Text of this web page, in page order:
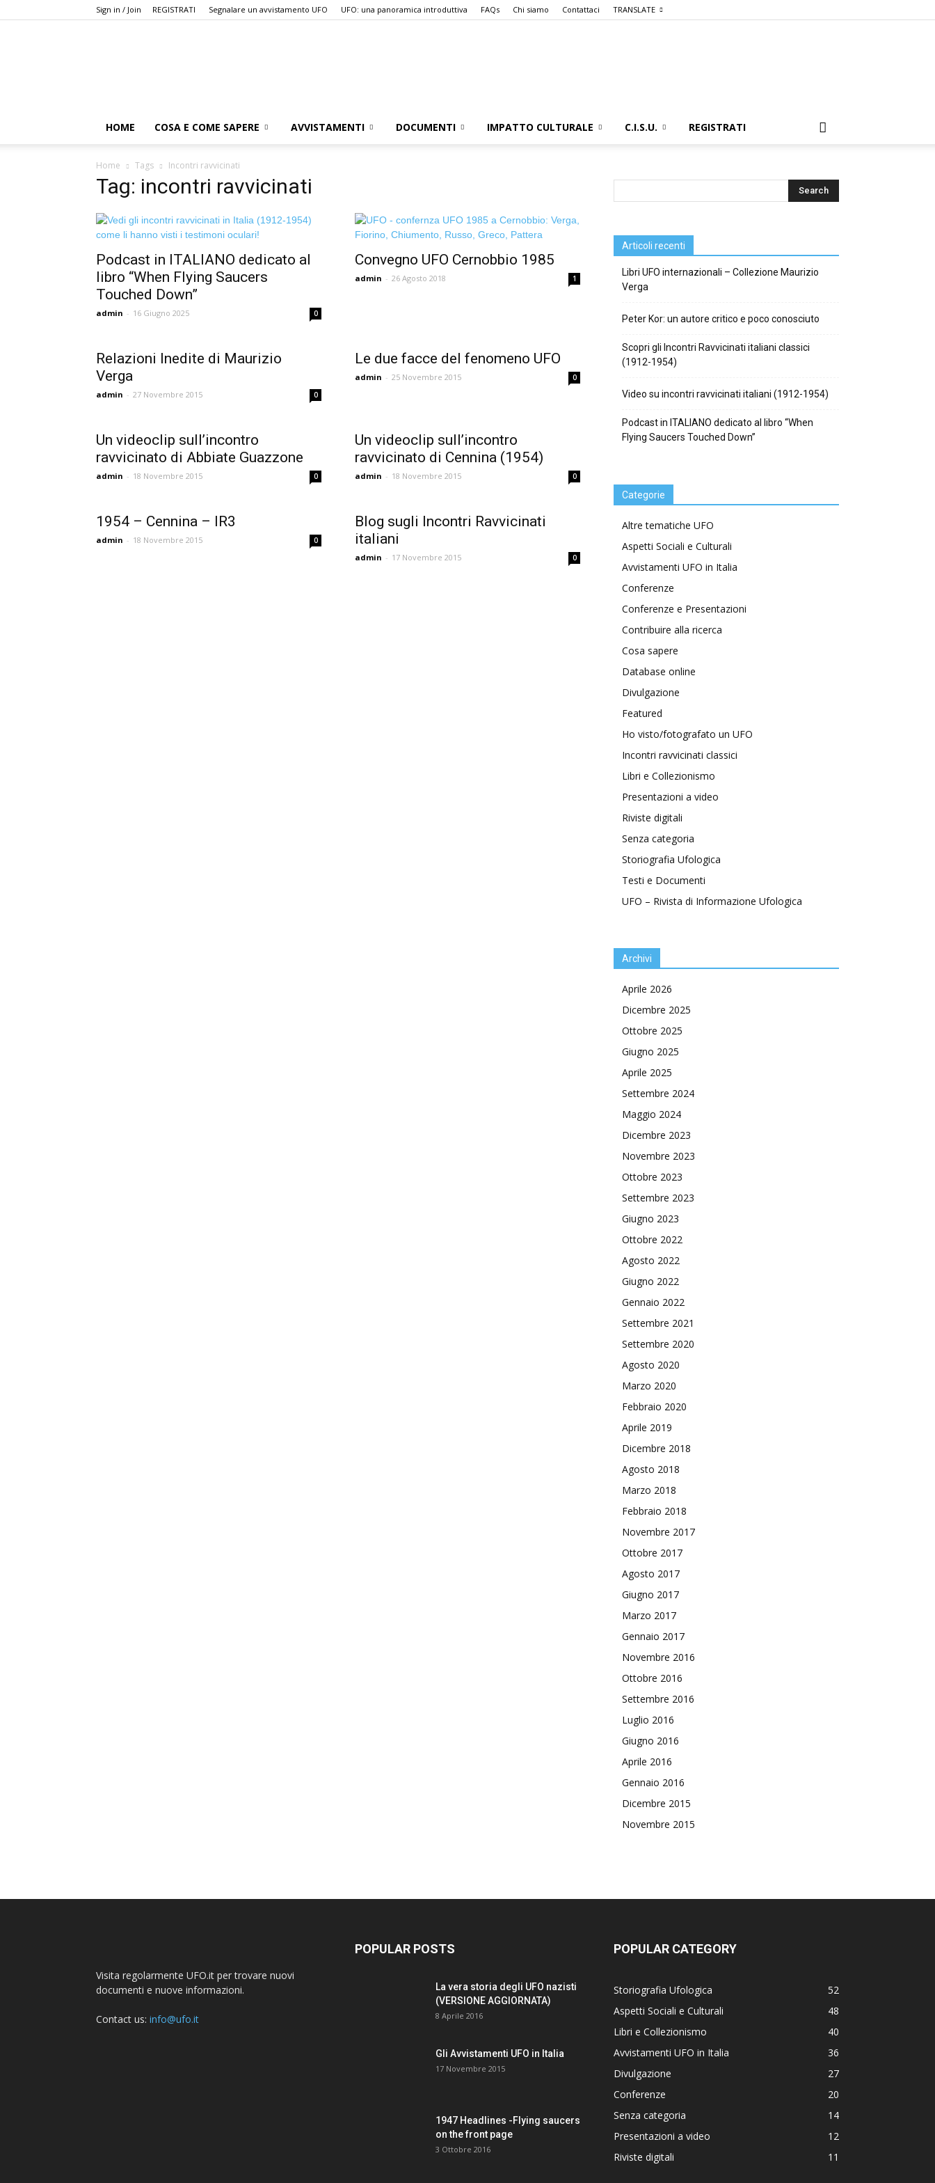
Sign in / Join REGISTRATI Segnalare un avvistamento UFO UFO: una panoramica introduttiva FAQs Chi siamo Contattaci TRANSLATE
HOME COSA E COME SAPERE AVVISTAMENTI DOCUMENTI IMPATTO CULTURALE C.I.S.U. REGISTRATI
Home Tags Incontri ravvicinati
Tag: incontri ravvicinati
Podcast in ITALIANO dedicato al
libro “When Flying Saucers
Touched Down”
admin - 16 Giugno 2025 0
Convegno UFO Cernobbio 1985
admin - 26 Agosto 2018 1
Relazioni Inedite di Maurizio
Verga
admin - 27 Novembre 2015 0
Le due facce del fenomeno UFO
admin - 25 Novembre 2015 0
Un videoclip sull’incontro
ravvicinato di Abbiate Guazzone
admin - 18 Novembre 2015 0
Un videoclip sull’incontro
ravvicinato di Cennina (1954)
admin - 18 Novembre 2015 0
1954 – Cennina – IR3
admin - 18 Novembre 2015 0
Blog sugli Incontri Ravvicinati
italiani
admin - 17 Novembre 2015 0
Articoli recenti
Libri UFO internazionali – Collezione Maurizio
Verga
Peter Kor: un autore critico e poco conosciuto
Scopri gli Incontri Ravvicinati italiani classici
(1912-1954)
Video su incontri ravvicinati italiani (1912-1954)
Podcast in ITALIANO dedicato al libro “When
Flying Saucers Touched Down”
Categorie
Altre tematiche UFO
Aspetti Sociali e Culturali
Avvistamenti UFO in Italia
Conferenze
Conferenze e Presentazioni
Contribuire alla ricerca
Cosa sapere
Database online
Divulgazione
Featured
Ho visto/fotografato un UFO
Incontri ravvicinati classici
Libri e Collezionismo
Presentazioni a video
Riviste digitali
Senza categoria
Storiografia Ufologica
Testi e Documenti
UFO – Rivista di Informazione Ufologica
Archivi
Aprile 2026
Dicembre 2025
Ottobre 2025
Giugno 2025
Aprile 2025
Settembre 2024
Maggio 2024
Dicembre 2023
Novembre 2023
Ottobre 2023
Settembre 2023
Giugno 2023
Ottobre 2022
Agosto 2022
Giugno 2022
Gennaio 2022
Settembre 2021
Settembre 2020
Agosto 2020
Marzo 2020
Febbraio 2020
Aprile 2019
Dicembre 2018
Agosto 2018
Marzo 2018
Febbraio 2018
Novembre 2017
Ottobre 2017
Agosto 2017
Giugno 2017
Marzo 2017
Gennaio 2017
Novembre 2016
Ottobre 2016
Settembre 2016
Luglio 2016
Giugno 2016
Aprile 2016
Gennaio 2016
Dicembre 2015
Novembre 2015
Visita regolarmente UFO.it per trovare nuovi
documenti e nuove informazioni.
Contact us: info@ufo.it
POPULAR POSTS
La vera storia degli UFO nazisti
(VERSIONE AGGIORNATA)
8 Aprile 2016
Gli Avvistamenti UFO in Italia
17 Novembre 2015
1947 Headlines -Flying saucers
on the front page
3 Ottobre 2016
POPULAR CATEGORY
Storiografia Ufologica
52
Aspetti Sociali e Culturali
48
Libri e Collezionismo
40
Avvistamenti UFO in Italia
36
Divulgazione
27
Conferenze
20
Senza categoria
14
Presentazioni a video
12
Riviste digitali
11